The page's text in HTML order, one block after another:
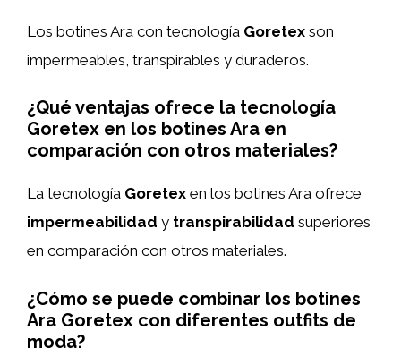
Los botines Ara con tecnología Goretex son
impermeables, transpirables y duraderos.
¿Qué ventajas ofrece la tecnología
Goretex en los botines Ara en
comparación con otros materiales?
La tecnología Goretex en los botines Ara ofrece
impermeabilidad y transpirabilidad superiores
en comparación con otros materiales.
¿Cómo se puede combinar los botines
Ara Goretex con diferentes outfits de
moda?